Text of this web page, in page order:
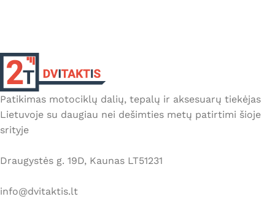
Patikimas motociklų dalių, tepalų ir aksesuarų tiekėjas
Lietuvoje su daugiau nei dešimties metų patirtimi šioje
srityje
Draugystės g. 19D, Kaunas LT51231
info@dvitaktis.lt